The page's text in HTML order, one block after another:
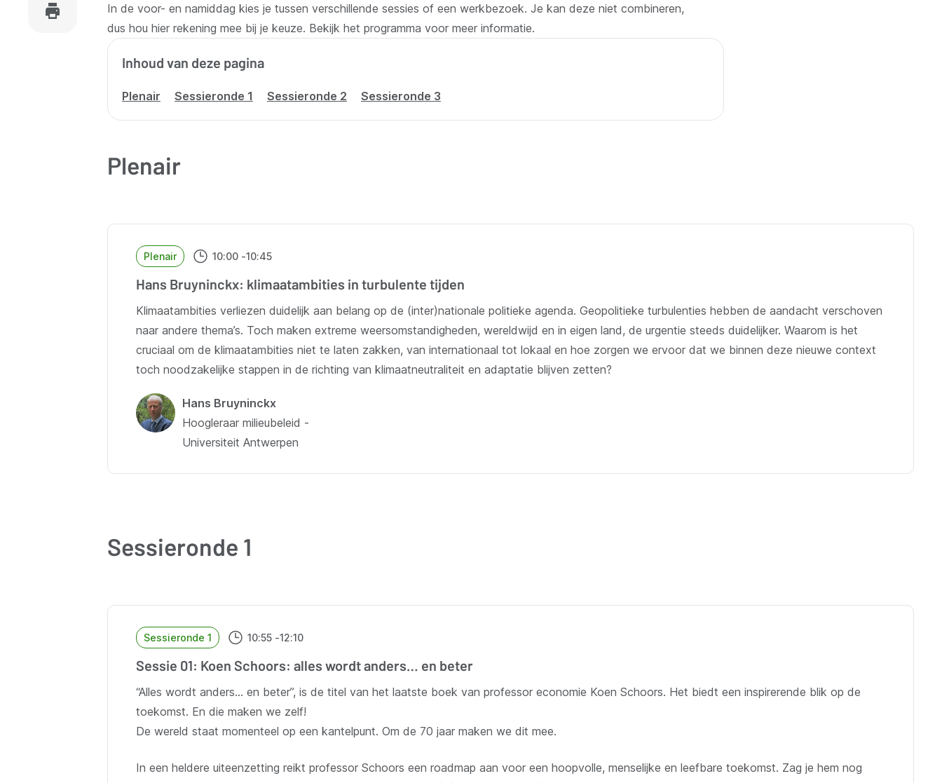
In de voor- en namiddag kies je tussen verschillende sessies of een werkbezoek. Je kan deze niet combineren,
dus hou hier rekening mee bij je keuze. Bekijk het programma voor meer informatie.
Inhoud van deze pagina
Plenair Sessieronde 1 Sessieronde 2 Sessieronde 3
Plenair
Plenair 10:00 -10:45
Hans Bruyninckx: klimaatambities in turbulente tijden
Klimaatambities verliezen duidelijk aan belang op de (inter)nationale politieke agenda. Geopolitieke turbulenties hebben de aandacht verschoven
naar andere thema’s. Toch maken extreme weersomstandigheden, wereldwijd en in eigen land, de urgentie steeds duidelijker. Waarom is het
cruciaal om de klimaatambities niet te laten zakken, van internationaal tot lokaal en hoe zorgen we ervoor dat we binnen deze nieuwe context
toch noodzakelijke stappen in de richting van klimaatneutraliteit en adaptatie blijven zetten?
Hans Bruyninckx
Hoogleraar milieubeleid -
Universiteit Antwerpen
Sessieronde 1
Sessieronde 1 10:55 -12:10
Sessie 01: Koen Schoors: alles wordt anders… en beter
“Alles wordt anders… en beter”, is de titel van het laatste boek van professor economie Koen Schoors. Het biedt een inspirerende blik op de
toekomst. En die maken we zelf!
De wereld staat momenteel op een kantelpunt. Om de 70 jaar maken we dit mee.
In een heldere uiteenzetting reikt professor Schoors een roadmap aan voor een hoopvolle, menselijke en leefbare toekomst. Zag je hem nog